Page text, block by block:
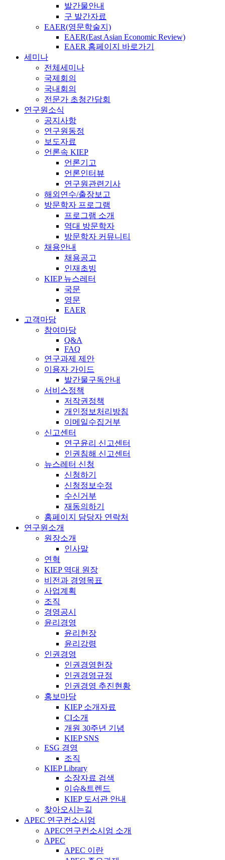
발간물안내
구 발간자료
EAER(영문학술지)
EAER(East Asian Economic Review)
EAER 홈페이지 바로가기
세미나
전체세미나
국제회의
국내회의
전문가 초청간담회
연구원소식
공지사항
연구원동정
보도자료
언론속 KIEP
언론기고
언론인터뷰
연구원관련기사
해외연수/출장보고
방문학자 프로그램
프로그램 소개
역대 방문학자
방문학자 커뮤니티
채용안내
채용공고
인재초빙
KIEP 뉴스레터
국문
영문
EAER
고객마당
참여마당
Q&A
FAQ
연구과제 제안
이용자 가이드
발간물구독안내
서비스정책
저작권정책
개인정보처리방침
이메일수집거부
신고센터
연구윤리 신고센터
인권침해 신고센터
뉴스레터 신청
신청하기
신청정보수정
수신거부
재동의하기
홈페이지 담당자 연락처
연구원소개
원장소개
인사말
연혁
KIEP 역대 원장
비전과 경영목표
사업계획
조직
경영공시
윤리경영
윤리헌장
윤리강령
인권경영
인권경영헌장
인권경영규정
인권경영 추진현황
홍보마당
KIEP 소개자료
CI소개
개원 30주년 기념
KIEP SNS
ESG 경영
조직
KIEP Library
소장자료 검색
이슈&트렌드
KIEP 도서관 안내
찾아오시는길
APEC 연구컨소시엄
APEC연구컨소시엄 소개
APEC
APEC 이란